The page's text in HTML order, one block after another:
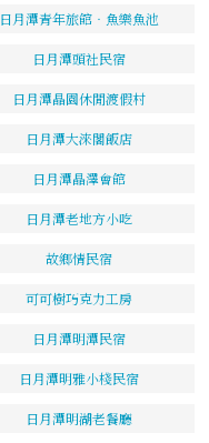
日月潭青年旅館‧魚樂魚池
日月潭頭社民宿
日月潭晶園休閒渡假村
日月潭大淶閣飯店
日月潭晶澤會館
日月潭老地方小吃
故鄉情民宿
可可樹巧克力工房
日月潭明潭民宿
日月潭明雅小棧民宿
日月潭明湖老餐廳